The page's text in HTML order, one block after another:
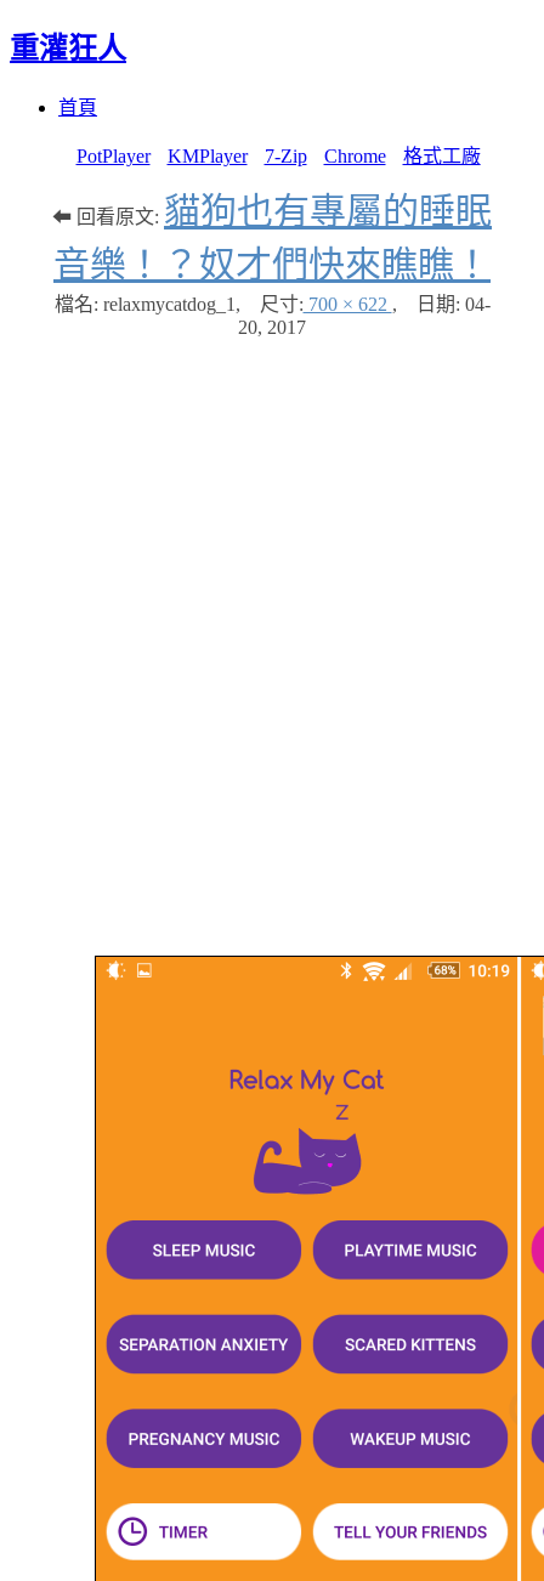
重灌狂人
首頁
PotPlayer KMPlayer 7-Zip Chrome 格式工廠
⬅ 回看原文: 貓狗也有專屬的睡眠
音樂！？奴才們快來瞧瞧！
檔名: relaxmycatdog_1 , 尺寸: 700 × 622 , 日期: 04-
20, 2017